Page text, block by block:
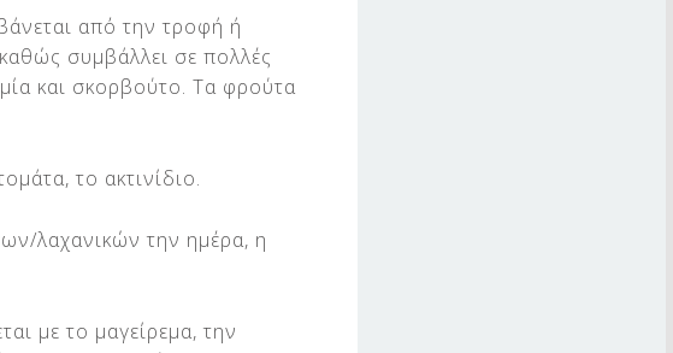
από την τροφή ή
συμβάλλει σε πολλές
και σκορβούτο. Τα φρούτα
το ακτινίδιο.
λαχανικών την ημέρα, η
με το μαγείρεμα, την